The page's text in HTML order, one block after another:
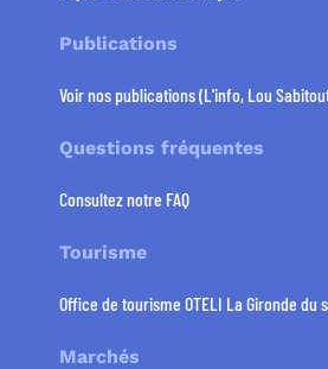
Publications
Voir nos publications (L'info, Lou
Questions fréquentes
Consultez notre FAQ
Tourisme
Office de tourisme OTELI La Gironde du
Marchés